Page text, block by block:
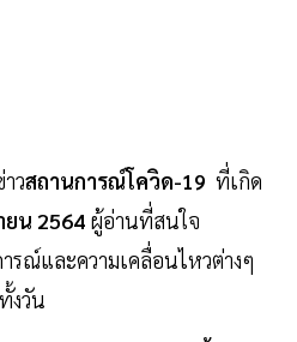
วสถานการณ์โควิด-19 ที่เกิด
ยน 2564 ผู้อ่านที่สนใจ
รณ์และความเคลื่อนไหวต่างๆ
งวัน